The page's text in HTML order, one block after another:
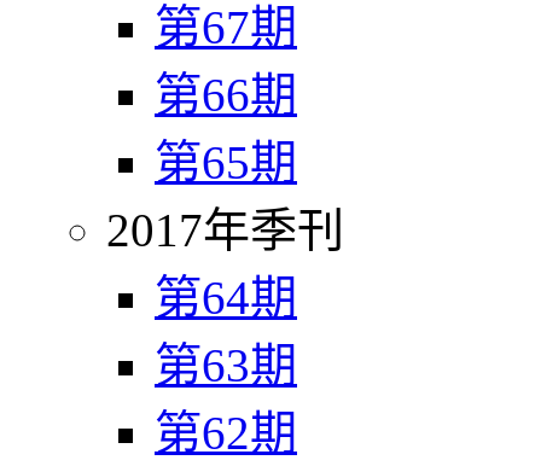
第67期
第66期
第65期
2017年季刊
第64期
第63期
第62期